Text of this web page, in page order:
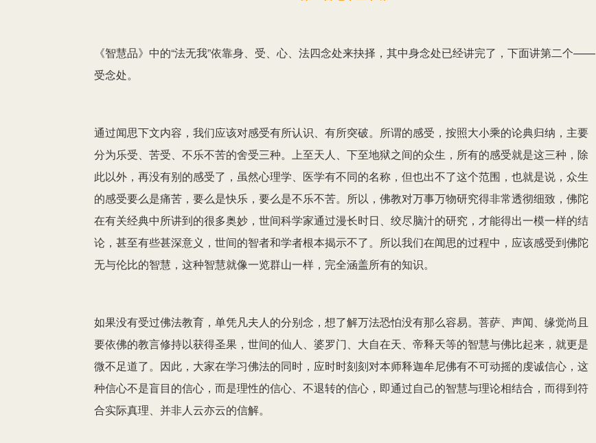
《智慧品》中的“法无我”依靠身、受、心、法四念处来抉择，其中身念处已经讲完了，下面讲第二个——
受念处。
通过闻思下文内容，我们应该对感受有所认识、有所突破。所谓的感受，按照大小乘的论典归纳，主要
分为乐受、苦受、不乐不苦的舍受三种。上至天人、下至地狱之间的众生，所有的感受就是这三种，除
此以外，再没有别的感受了，虽然心理学、医学有不同的名称，但也出不了这个范围，也就是说，众生
的感受要么是痛苦，要么是快乐，要么是不乐不苦。所以，佛教对万事万物研究得非常透彻细致，佛陀
在有关经典中所讲到的很多奥妙，世间科学家通过漫长时日、绞尽脑汁的研究，才能得出一模一样的结
论，甚至有些甚深意义，世间的智者和学者根本揭示不了。所以我们在闻思的过程中，应该感受到佛陀
无与伦比的智慧，这种智慧就像一览群山一样，完全涵盖所有的知识。
如果没有受过佛法教育，单凭凡夫人的分别念，想了解万法恐怕没有那么容易。菩萨、声闻、缘觉尚且
要依佛的教言修持以获得圣果，世间的仙人、婆罗门、大自在天、帝释天等的智慧与佛比起来，就更是
微不足道了。因此，大家在学习佛法的同时，应时时刻刻对本师释迦牟尼佛有不可动摇的虔诚信心，这
种信心不是盲目的信心，而是理性的信心、不退转的信心，即通过自己的智慧与理论相结合，而得到符
合实际真理、并非人云亦云的信解。